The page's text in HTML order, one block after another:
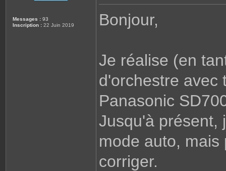
Messages : 93
Inscription : 22 Juin 2019
e
g
Bonjour,
Je réalise (en
d'orchestre avec
Panasonic
Jusqu'à présent,
mode auto,
corriger.